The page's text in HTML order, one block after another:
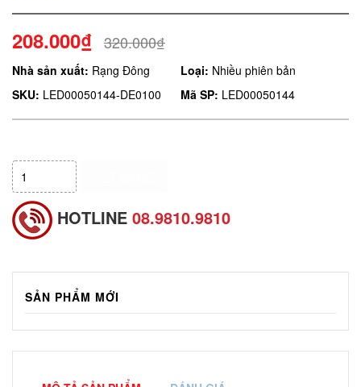
208.000₫ 320.000₫
Nhà sản xuất: Rạng Đông Loại: Nhiều phiên bản
SKU: LED00050144-DE0100 Mã SP: LED00050144
HOTLINE 08.9810.9810
SẢN PHẨM MỚI